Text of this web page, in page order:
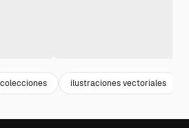
colecciones ilustraciones vectoriales